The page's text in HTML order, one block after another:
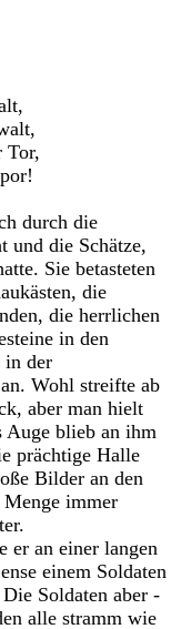
Tor,
durch die
und die Schätze,
Sie betasteten
die
die herrlichen
in den
in der
Wohl streifte ab
aber man hielt
Auge blieb an ihm
prächtige Halle
Bilder an den
immer
er an einer langen
einem Soldaten
Soldaten aber -
alle stramm wie